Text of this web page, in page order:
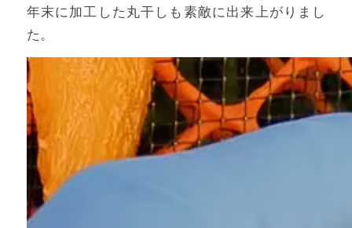
年末に加工した丸干しも素敵に出来上がりまし
た。